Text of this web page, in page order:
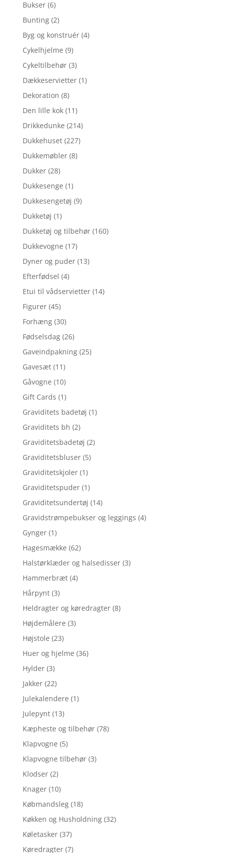
Bukser (6)
Bunting (2)
Byg og konstruér (4)
Cykelhjelme (9)
Cykeltilbehør (3)
Dækkeservietter (1)
Dekoration (8)
Den lille kok (11)
Drikkedunke (214)
Dukkehuset (227)
Dukkemøbler (8)
Dukker (28)
Dukkesenge (1)
Dukkesengetøj (9)
Dukketøj (1)
Dukketøj og tilbehør (160)
Dukkevogne (17)
Dyner og puder (13)
Efterfødsel (4)
Etui til vådservietter (14)
Figurer (45)
Forhæng (30)
Fødselsdag (26)
Gaveindpakning (25)
Gavesæt (11)
Gåvogne (10)
Gift Cards (1)
Graviditets badetøj (1)
Graviditets bh (2)
Graviditetsbadetøj (2)
Graviditetsbluser (5)
Graviditetskjoler (1)
Graviditetspuder (1)
Graviditetsundertøj (14)
Gravidstrømpebukser og leggings (4)
Gynger (1)
Hagesmække (62)
Halstørklæder og halsedisser (3)
Hammerbræt (4)
Hårpynt (3)
Heldragter og køredragter (8)
Højdemålere (3)
Højstole (23)
Huer og hjelme (36)
Hylder (3)
Jakker (22)
Julekalendere (1)
Julepynt (13)
Kæpheste og tilbehør (78)
Klapvogne (5)
Klapvogne tilbehør (3)
Klodser (2)
Knager (10)
Købmandsleg (18)
Køkken og Husholdning (32)
Køletasker (37)
Køredragter (7)